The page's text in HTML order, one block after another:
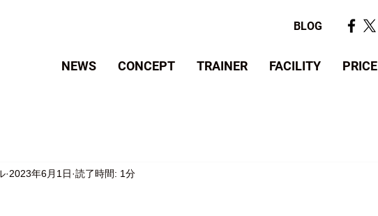
BLOG
NEWS CONCEPT TRAINER FACILITY PRICE
2023年6月1日 読了時間: 1分